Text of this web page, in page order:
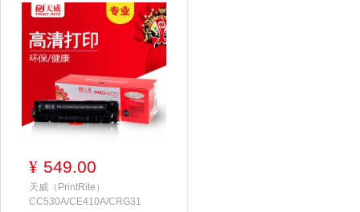
¥ 549.00
天威（PrintRite）
CC530A/CE410A/CRG31